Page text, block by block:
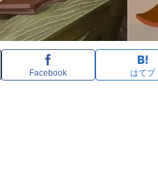
Facebook はてブ